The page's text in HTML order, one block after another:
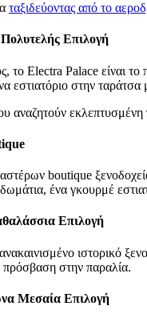
ταξιδεύοντας από το
Επιλογή
το Electra Palace είναι
εστιατόριο στην
αναζητούν
boutique
ένα γκουρμέ
Επιλογή
ιστορικό
πρόσβαση στην παραλία.
Μεσαία Επιλογή